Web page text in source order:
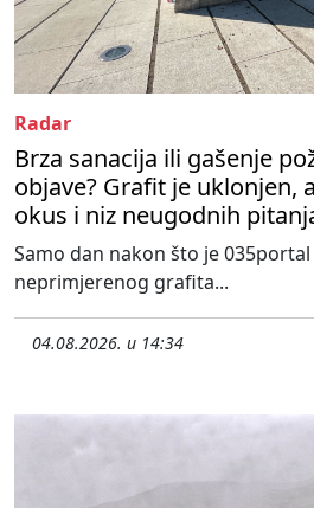
Radar
Brza sanacija ili gašenje
objave? Grafit je uklonjen,
okus i niz neugodnih
Samo dan nakon što je
neprimjerenog grafita...
04.08.2026. u 14:34